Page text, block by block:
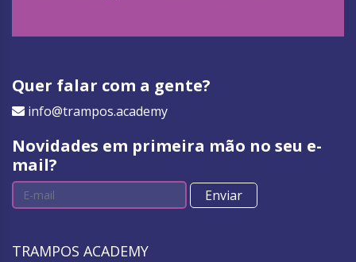
Quer falar com a gente?
info@trampos.academy
Novidades em primeira mão no seu e-
mail?
Enviar
TRAMPOS ACADEMY